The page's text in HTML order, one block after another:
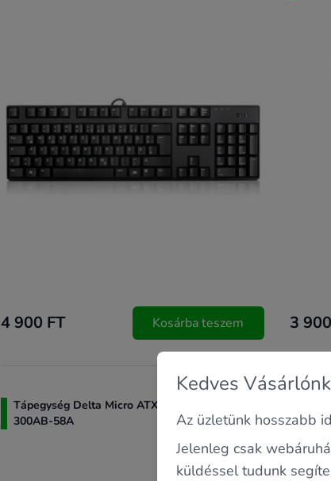
4 900 FT Kosárba teszem 3
Tápegység Delta Micro ATX SFX-L 300W DPS-
300AB-58A
Kedves
Az üzletünk hosszabb
Jelenleg csak
küldéssel tudunk